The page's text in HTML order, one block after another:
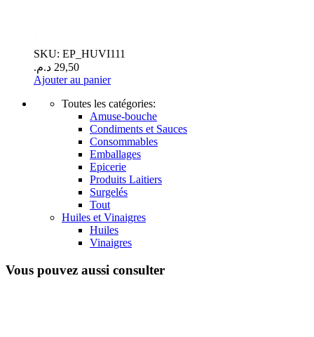
SKU: EP_HUVI111
29,50 د.م.
Ajouter au panier
Toutes les catégories:
Amuse-bouche
Condiments et Sauces
Consommables
Emballages
Epicerie
Produits Laitiers
Surgelés
Tout
Huiles et Vinaigres
Huiles
Vinaigres
Vous pouvez aussi consulter